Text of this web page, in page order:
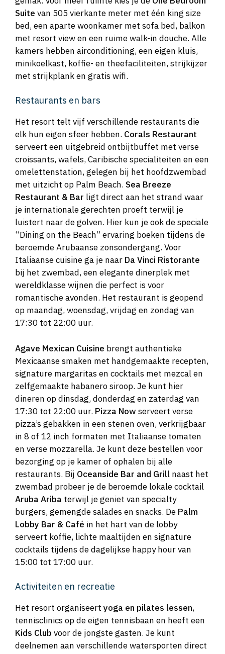
Suite van 505 vierkante meter met één king size
bed, een aparte woonkamer met sofa bed, balkon
met resort view en een ruime walk-in douche. Alle
kamers hebben airconditioning, een eigen kluis,
minikoelkast, koffie- en theefaciliteiten, strijkijzer
met strijkplank en gratis wifi.
Restaurants en bars
Het resort telt vijf verschillende restaurants die
elk hun eigen sfeer hebben. Corals Restaurant
serveert een uitgebreid ontbijtbuffet met verse
croissants, wafels, Caribische specialiteiten en een
omelettenstation, gelegen bij het hoofdzwembad
met uitzicht op Palm Beach. Sea Breeze
Restaurant & Bar ligt direct aan het strand waar
je internationale gerechten proeft terwijl je
luistert naar de golven. Hier kun je ook de speciale
“Dining on the Beach” ervaring boeken tijdens de
beroemde Arubaanse zonsondergang. Voor
Italiaanse cuisine ga je naar Da Vinci Ristorante
bij het zwembad, een elegante dinerplek met
wereldklasse wijnen die perfect is voor
romantische avonden. Het restaurant is geopend
op maandag, woensdag, vrijdag en zondag van
17:30 tot 22:00 uur.
Agave Mexican Cuisine brengt authentieke
Mexicaanse smaken met handgemaakte recepten,
signature margaritas en cocktails met mezcal en
zelfgemaakte habanero siroop. Je kunt hier
dineren op dinsdag, donderdag en zaterdag van
17:30 tot 22:00 uur. Pizza Now serveert verse
pizza’s gebakken in een stenen oven, verkrijgbaar
in 8 of 12 inch formaten met Italiaanse tomaten
en verse mozzarella. Je kunt deze bestellen voor
bezorging op je kamer of ophalen bij alle
restaurants. Bij Oceanside Bar and Grill naast het
zwembad probeer je de beroemde lokale cocktail
Aruba Ariba terwijl je geniet van specialty
burgers, gemengde salades en snacks. De Palm
Lobby Bar & Café in het hart van de lobby
serveert koffie, lichte maaltijden en signature
cocktails tijdens de dagelijkse happy hour van
15:00 tot 17:00 uur.
Activiteiten en recreatie
Het resort organiseert yoga en pilates lessen,
tennisclinics op de eigen tennisbaan en heeft een
Kids Club voor de jongste gasten. Je kunt
deelnemen aan verschillende watersporten direct